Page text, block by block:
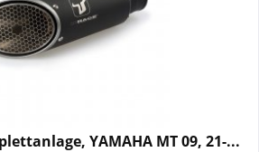
YAMAHA MT 09, 21-...